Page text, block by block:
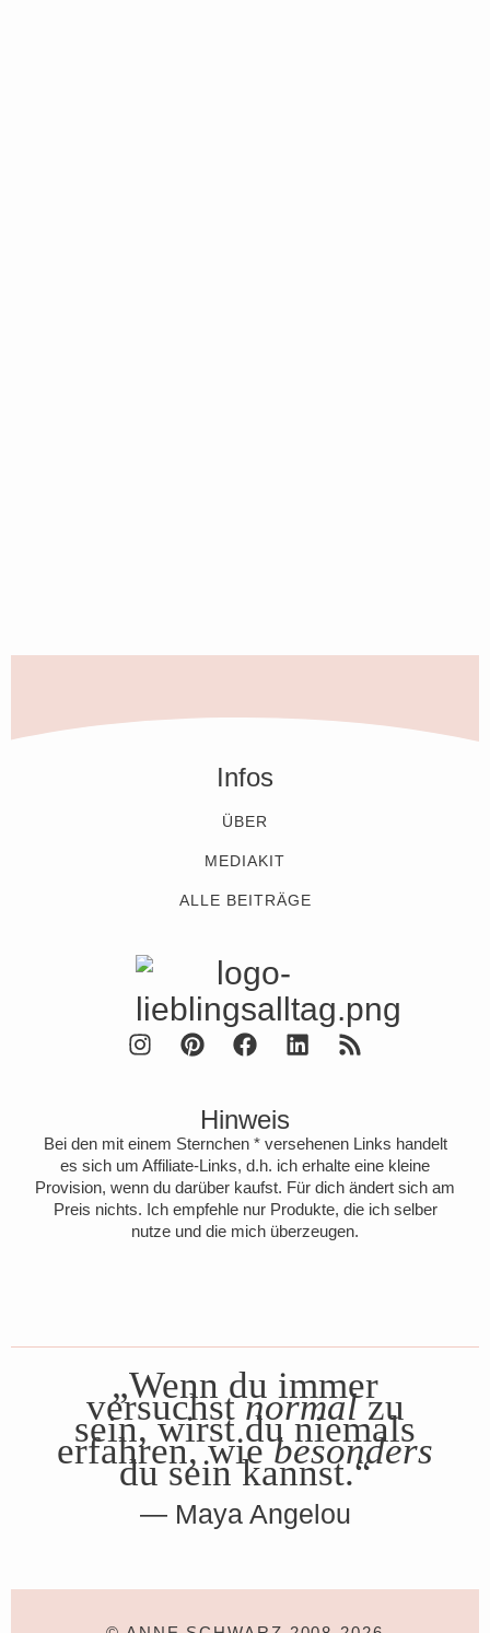
Infos
ÜBER
MEDIAKIT
ALLE BEITRÄGE
Hinweis
Bei den mit einem Sternchen * versehenen Links handelt
es sich um Affiliate-Links, d.h. ich erhalte eine kleine
Provision, wenn du darüber kaufst. Für dich ändert sich am
Preis nichts. Ich empfehle nur Produkte, die ich selber
nutze und die mich überzeugen.
„Wenn du immer
versuchstnormalzu
sein, wirst du niemals
erfahren, wiebesonders
du sein kannst.“
Maya Angelou